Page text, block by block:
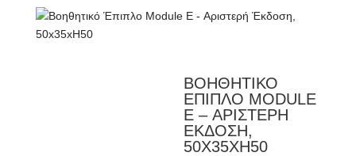
ΒΟΗΘΗΤΙΚΟ
ΕΠΙΠΛΟ MODULE
E – ΑΡΙΣΤΕΡΗ
ΕΚΔΟΣΗ,
50X35XH50